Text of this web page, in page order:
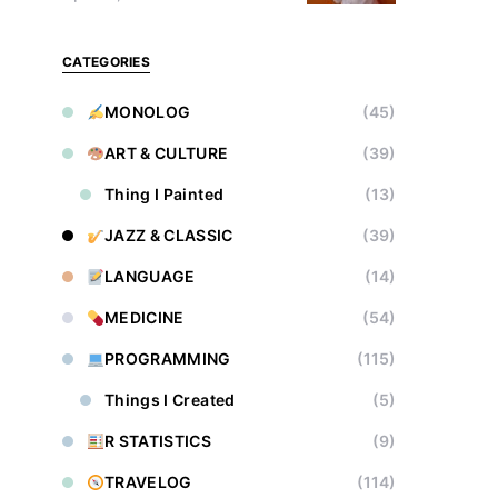
CATEGORIES
MONOLOG (45)
ART & CULTURE (39)
Thing I Painted (13)
JAZZ & CLASSIC (39)
LANGUAGE (14)
MEDICINE (54)
PROGRAMMING (115)
Things I Created (5)
R STATISTICS (9)
TRAVELOG (114)